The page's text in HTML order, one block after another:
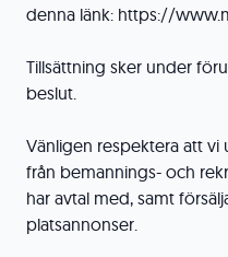
denna länk: https://
Tillsättning sker under
beslut.
Vänligen respektera att
från bemannings- och
har avtal med, samt
platsannonser.